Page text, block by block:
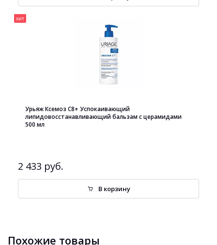
хит
Урьяж Ксемоз С8+ Успокаивающий
липидовосстанавливающий бальзам с церамидами
500 мл
2 433 руб.
В корзину
Похожие товары